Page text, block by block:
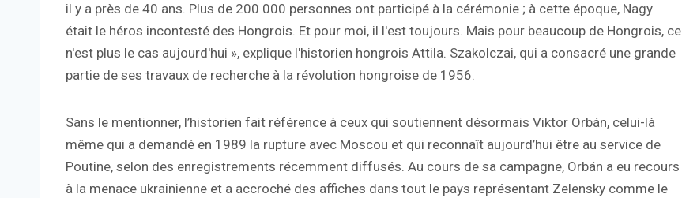
il y a près de 40 ans. Plus de 200 000 personnes ont participé à la cérémonie ; à cette époque, Nagy
était le héros incontesté des Hongrois. Et pour moi, il l'est toujours. Mais pour beaucoup de Hongrois, ce
n'est plus le cas aujourd'hui », explique l'historien hongrois Attila. Szakolczai, qui a consacré une grande
partie de ses travaux de recherche à la révolution hongroise de 1956.
Sans le mentionner, l’historien fait référence à ceux qui soutiennent désormais Viktor Orbán, celui-là
même qui a demandé en 1989 la rupture avec Moscou et qui reconnaît aujourd’hui être au service de
Poutine, selon des enregistrements récemment diffusés. Au cours de sa campagne, Orbán a eu recours
à la menace ukrainienne et a accroché des affiches dans tout le pays représentant Zelensky comme le